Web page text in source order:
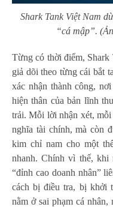
Shark Tank Việt Nam
“cá mập”.
Từng có thời điểm, Shark
giả dõi theo từng cái bắt
xác nhận thành công,
hiện thân của bản lĩnh
trải. Mỗi lời nhận xét,
nghĩa tài chính, mà còn
kim chỉ nam cho một
nhanh. Chính vì thế, khi
“đỉnh cao doanh nhân”
cách bị điều tra, bị khởi
nằm ở sai phạm cá